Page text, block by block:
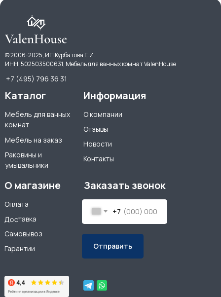
Каталог
Мебель для ванных
комнат
Мебель на заказ
Раковины и
умывальники
Оплата
Доставка
© 2006-2025, ИП Курбатова Е.И.
ИНН: 502503500631, Мебель для ванных комнат ValenHouse
Самовывоз
Гарантии
О магазине
+7
Отправить
Заказать звонок
Информация
О компании
Отзывы
Контакты
Новости
+7 (495) 796 36 31